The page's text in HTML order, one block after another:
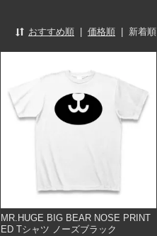
おすすめ順 価格順 新着順
MR.HUGE BIG BEAR NOSE PRINT
ED Tシャツ ノーズブラック